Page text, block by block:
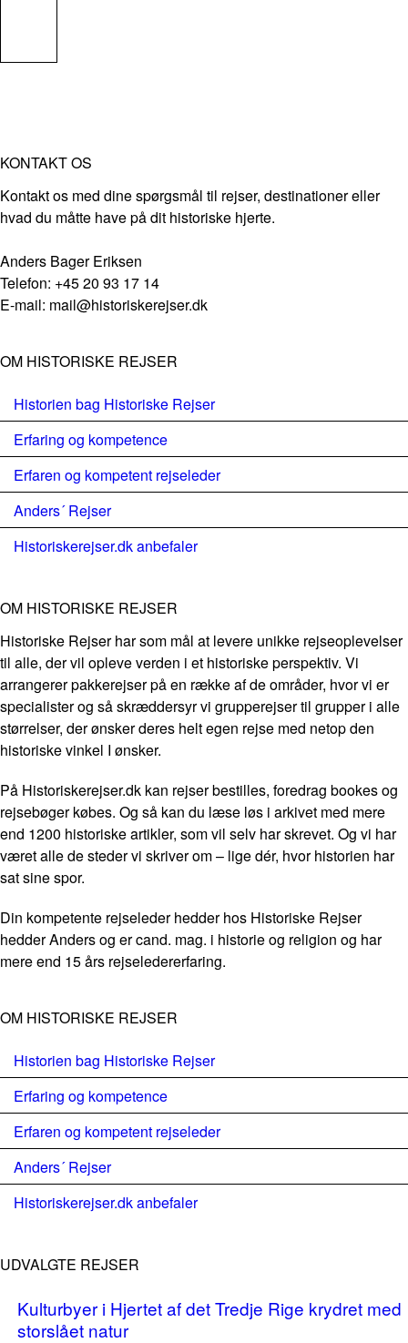
KONTAKT OS
Kontakt os med dine spørgsmål til rejser, destinationer eller
hvad du måtte have på dit historiske hjerte.
Anders Bager Eriksen
Telefon: +45 20 93 17 14
E-mail: mail@historiskerejser.dk
OM HISTORISKE REJSER
Historien bag Historiske Rejser
Erfaring og kompetence
Erfaren og kompetent rejseleder
Anders´ Rejser
Historiskerejser.dk anbefaler
OM HISTORISKE REJSER
Historiske Rejser har som mål at levere unikke rejseoplevelser
til alle, der vil opleve verden i et historiske perspektiv. Vi
arrangerer pakkerejser på en række af de områder, hvor vi er
specialister og så skræddersyr vi grupperejser til grupper i alle
størrelser, der ønsker deres helt egen rejse med netop den
historiske vinkel I ønsker.
På Historiskerejser.dk kan rejser bestilles, foredrag bookes og
rejsebøger købes. Og så kan du læse løs i arkivet med mere
end 1200 historiske artikler, som vil selv har skrevet. Og vi har
været alle de steder vi skriver om – lige dér, hvor historien har
sat sine spor.
Din kompetente rejseleder hedder hos Historiske Rejser
hedder Anders og er cand. mag. i historie og religion og har
mere end 15 års rejseledererfaring.
OM HISTORISKE REJSER
Historien bag Historiske Rejser
Erfaring og kompetence
Erfaren og kompetent rejseleder
Anders´ Rejser
Historiskerejser.dk anbefaler
UDVALGTE REJSER
Kulturbyer i Hjertet af det Tredje Rige krydret med
storslået natur